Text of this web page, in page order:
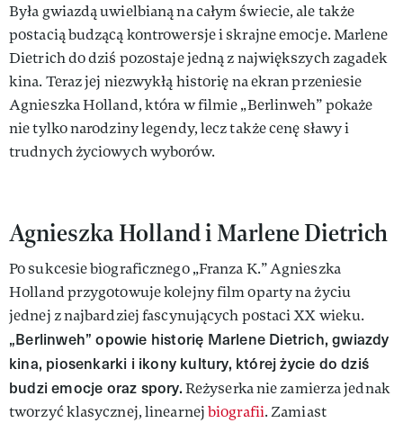
Była gwiazdą uwielbianą na całym świecie, ale także
postacią budzącą kontrowersje i skrajne emocje. Marlene
Dietrich do dziś pozostaje jedną z największych zagadek
kina. Teraz jej niezwykłą historię na ekran przeniesie
Agnieszka Holland, która w filmie „Berlinweh” pokaże
nie tylko narodziny legendy, lecz także cenę sławy i
trudnych życiowych wyborów.
Agnieszka Holland i Marlene Dietrich
Po sukcesie biograficznego „Franza K.” Agnieszka
Holland przygotowuje kolejny film oparty na życiu
jednej z najbardziej fascynujących postaci XX wieku.
„Berlinweh” opowie historię Marlene Dietrich, gwiazdy
kina, piosenkarki i ikony kultury, której życie do dziś
budzi emocje oraz spory.Reżyserka nie zamierza jednak
tworzyć klasycznej, linearnejbiografii. Zamiast